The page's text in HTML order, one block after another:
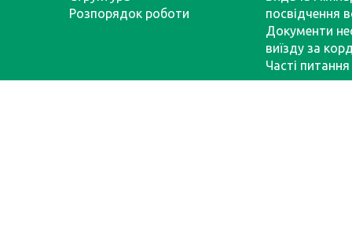
Розпорядок роботи
посвідчення
Документи
виїзду за
Часті питання